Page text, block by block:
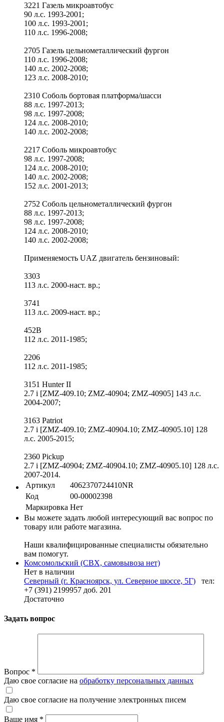
3221 Газель микроавтобус
90 л.с. 1993-2001;
100 л.с. 1993-2001;
110 л.с. 1996-2008;
2705 Газель цельнометаллический фургон
110 л.с. 1996-2008;
140 л.с. 2002-2008;
123 л.с. 2008-2010;
2310 Соболь бортовая платформа/шасси
88 л.с. 1997-2013;
98 л.с. 1997-2008;
124 л.с. 2008-2010;
140 л.с. 2002-2008;
2217 Соболь микроавтобус
98 л.с. 1997-2008;
124 л.с. 2008-2010;
140 л.с. 2002-2008;
152 л.с. 2001-2013;
2752 Соболь цельнометаллический фургон
88 л.с. 1997-2013;
98 л.с. 1997-2008;
124 л.с. 2008-2010;
140 л.с. 2002-2008;
Применяемость UAZ двигатель бензиновый:
3303
113 л.с. 2000-наст. вр.;
3741
113 л.с. 2009-наст. вр.;
452В
112 л.с. 2011-1985;
2206
112 л.с. 2011-1985;
3151 Hunter II
2.7 i [ZMZ-409.10; ZMZ-40904; ZMZ-40905] 143 л.с.
2004-2007;
3163 Patriot
2.7 i [ZMZ-409.10; ZMZ-40904.10; ZMZ-40905.10] 128
л.с. 2005-2015;
2360 Pickup
2.7 i [ZMZ-40904; ZMZ-40904.10; ZMZ-40905.10] 128 л.с.
2007-2014.
Артикул
4062370724410NR
Код
00-00002398
Маркировка Нет
Вы можете задать любой интересующий вас вопрос по
товару или работе магазина.
Наши квалифицированные специалисты обязательно
вам помогут.
Комсомольский (СВХ, самовывоза нет)
Нет в наличии
Северный (г. Красноярск, ул. Северное шоссе, 5Г)
тел:
+7 (391) 2199957 доб. 201
Достаточно
Задать вопрос
Вопрос *
Даю свое согласие на обработку персональных данных
Даю свое согласие на получение электронных писем
Ваше имя *